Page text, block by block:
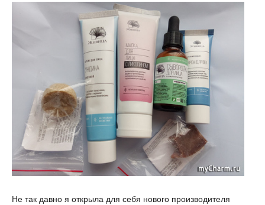
Не так давно я открыла для себя нового производителя